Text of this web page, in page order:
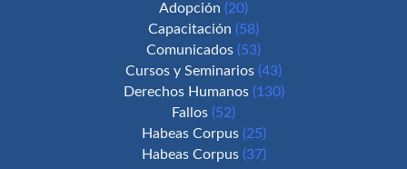
Adopción (20)
Capacitación (58)
Comunicados (53)
Cursos y Seminarios (43)
Derechos Humanos(130)
Fallos (52)
Habeas Corpus(25)
Habeas Corpus(37)